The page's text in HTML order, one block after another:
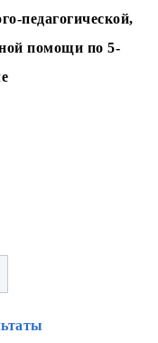
педагогической,
помощи по 5-